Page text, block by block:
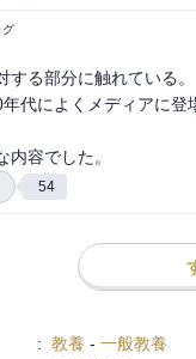
グ
する部分に触れている。
代によくメディアに登
容でした。
54
: 教養 - 一般教養